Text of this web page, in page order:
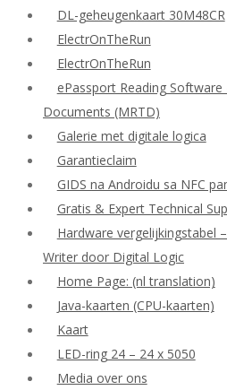
DL-geheugenkaart 30M48CR
ElectrOnTheRun
ElectrOnTheRun
ePassport Reading
Documents (MRTD)
Galerie met digitale logica
Garantieclaim
GIDS na Androidu sa NFC
Gratis & Expert Technical
Hardware vergelijkingstabel
Writer door Digital Logic
Home Page: (nl translation)
Java-kaarten (CPU-kaarten)
Kaart
LED-ring 24 – 24 x 5050
Media over ons